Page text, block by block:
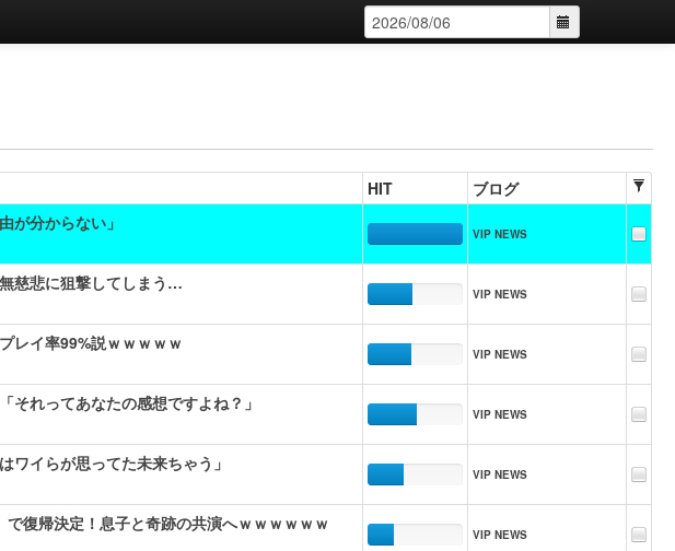
HIT ブログ
が分からない」
VIP NEWS
慈悲に狙撃してしまう…
VIP NEWS
レイ率99%説ｗｗｗｗｗ
VIP NEWS
それってあなたの感想ですよね？」
VIP NEWS
ワイらが思ってた未来ちゃう」
VIP NEWS
復帰決定！息子と奇跡の共演へｗｗｗｗｗｗ
VIP NEWS